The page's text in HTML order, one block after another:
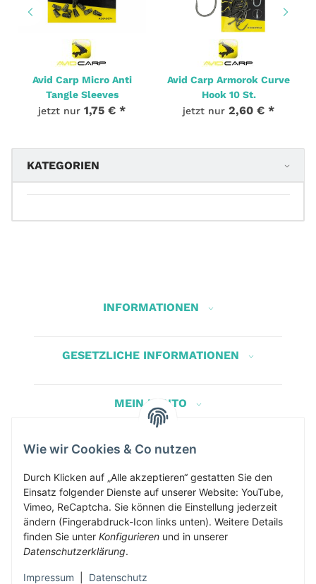
Avid Carp Micro Anti
Tangle Sleeves
jetzt nur 1,75 € *
Avid Carp Armorok Curve
Hook 10 St.
jetzt nur 2,60 € *
KATEGORIEN
INFORMATIONEN
GESETZLICHE INFORMATIONEN
MEIN KONTO
Herbis Anglerladen
Inh.Herbert Schinnerl
Kirchdorf am Inn 5
4982 Kirchdorf am Inn
info@herbis-anglerladen.at
Wie wir Cookies & Co nutzen
Durch Klicken auf „Alle akzeptieren“ gestatten Sie den
Einsatz folgender Dienste auf unserer Website: YouTube,
Vimeo, ReCaptcha. Sie können die Einstellung jederzeit
ändern (Fingerabdruck-Icon links unten). Weitere Details
finden Sie unter Konfigurieren und in unserer
Datenschutzerklärung.
Impressum Datenschutz